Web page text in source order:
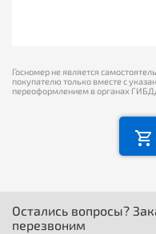
Госномер не является
покупателю только вместе с
переоформлением в органах
Остались вопросы?
перезвоним